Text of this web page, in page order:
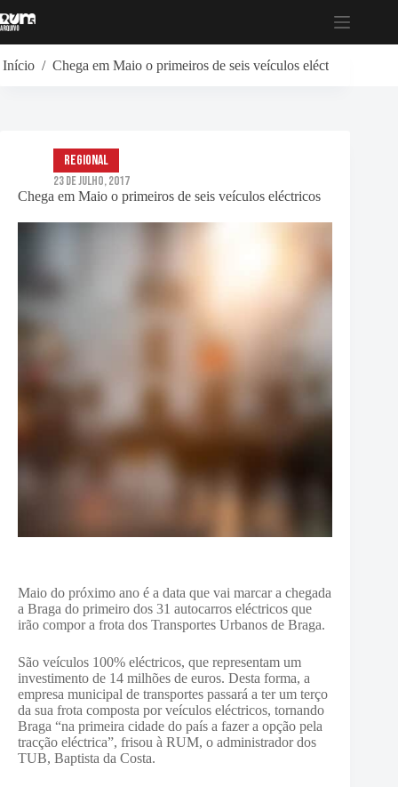
para
Início / Chega em Maio o primeiros de seis veículos eléctricos
Chega em Maio o primeiros de seis veículos eléctricos
Regional
23 de Julho, 2017
Maio do próximo ano é a data que vai marcar a chegada
a Braga do primeiro dos 31 autocarros eléctricos que
irão compor a frota dos Transportes Urbanos de Braga.
São veículos 100% eléctricos, que representam um
investimento de 14 milhões de euros. Desta forma, a
empresa municipal de transportes passará a ter um terço
da sua frota composta por veículos eléctricos, tornando
Braga “na primeira cidade do país a fazer a opção pela
tracção eléctrica”, frisou à RUM, o administrador dos
TUB, Baptista da Costa.